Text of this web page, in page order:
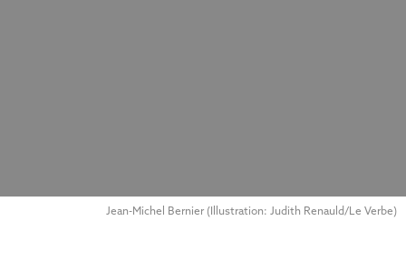
Jean-Michel Bernier (Illustration: Judith Renauld/Le Verbe)